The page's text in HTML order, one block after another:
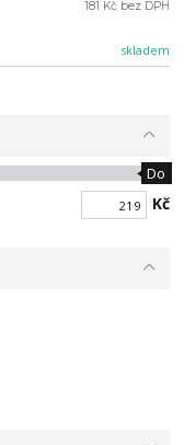
skladem
181 Kč bez DPH
Do
Kč